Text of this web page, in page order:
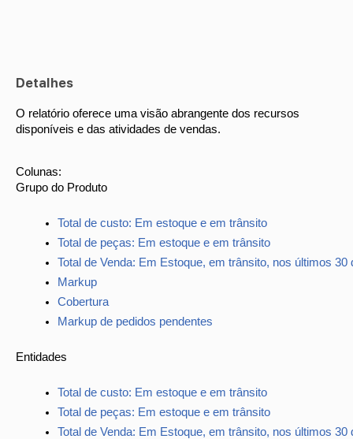
Detalhes
O relatório oferece uma visão abrangente dos recursos
disponíveis e das atividades de vendas.
Colunas:
Grupo do Produto
Total de custo: Em estoque e em trânsito
Total de peças: Em estoque e em trânsito
Total de Venda: Em Estoque, em trânsito, nos últimos 30
Markup
Cobertura
Markup de pedidos pendentes
Entidades
Total de custo: Em estoque e em trânsito
Total de peças: Em estoque e em trânsito
Total de Venda: Em Estoque, em trânsito, nos últimos 30